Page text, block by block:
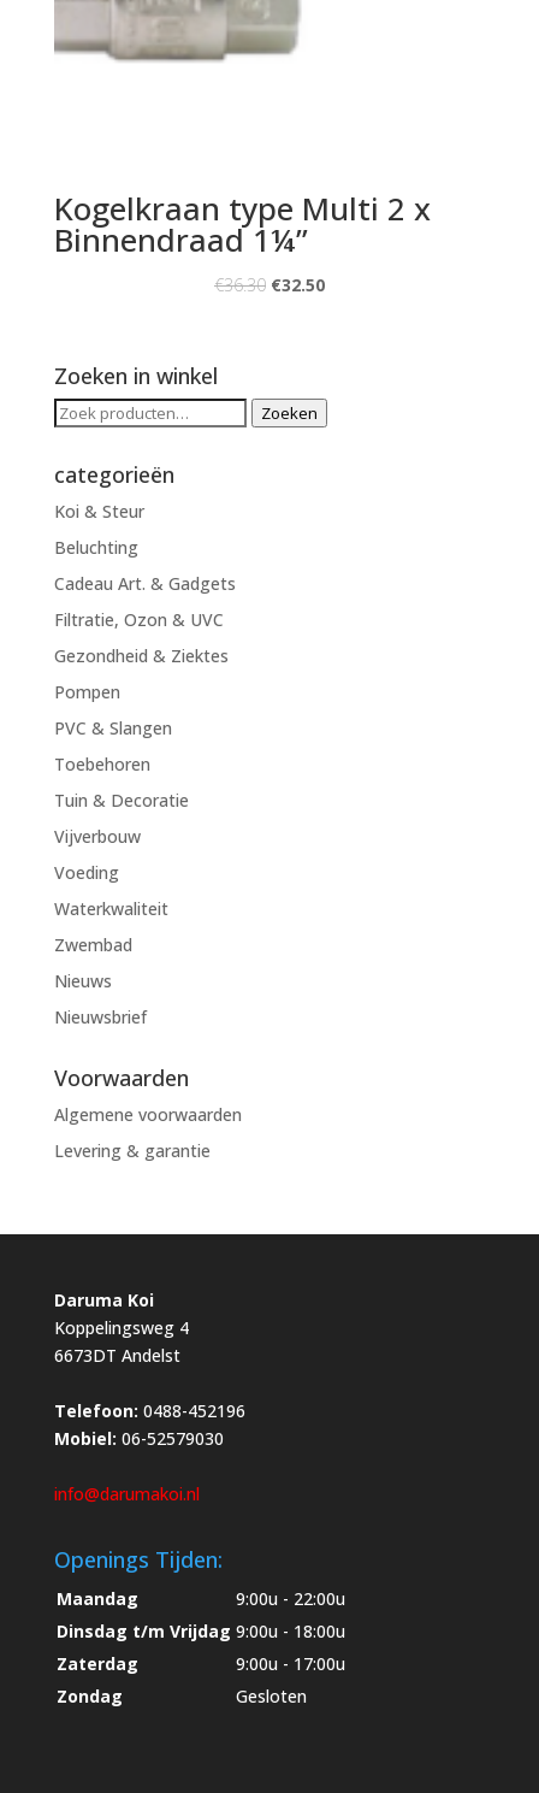
Kogelkraan type Multi 2 x
Binnendraad 1¼”
€36.30 €32.50
Zoeken in winkel
Zoeken
Zoeken
categorieën
Koi & Steur
Beluchting
Cadeau Art. & Gadgets
Filtratie, Ozon & UVC
Gezondheid & Ziektes
Pompen
PVC & Slangen
Toebehoren
Tuin & Decoratie
Vijverbouw
Voeding
Waterkwaliteit
Zwembad
Nieuws
Nieuwsbrief
Voorwaarden
Algemene voorwaarden
Levering & garantie
Daruma Koi
Koppelingsweg 4
6673DT Andelst
Telefoon: 0488-452196
Mobiel: 06-52579030
info@darumakoi.nl
Openings Tijden:
Maandag
9:00u - 22:00u
Dinsdag t/m Vrijdag 9:00u - 18:00u
Zaterdag
9:00u - 17:00u
Zondag
Gesloten